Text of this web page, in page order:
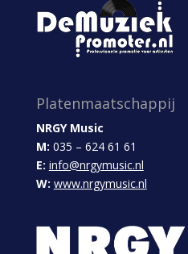
Platenmaatschappij
NRGY Music
M: 035 – 624 61 61
E: info@nrgymusic.nl
W: www.nrgymusic.nl